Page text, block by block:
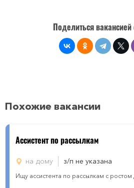
Поделиться
Похожие вакансии
Aссистент по рассылкам
на дому з/п не указана
Ищу ассистента по рассылкам с ростом